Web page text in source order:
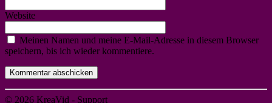
Website
Meinen Namen und meine E-Mail-Adresse in diesem Browser
speichern, bis ich wieder kommentiere.
Kommentar abschicken
© 2026 KreaVid - Support